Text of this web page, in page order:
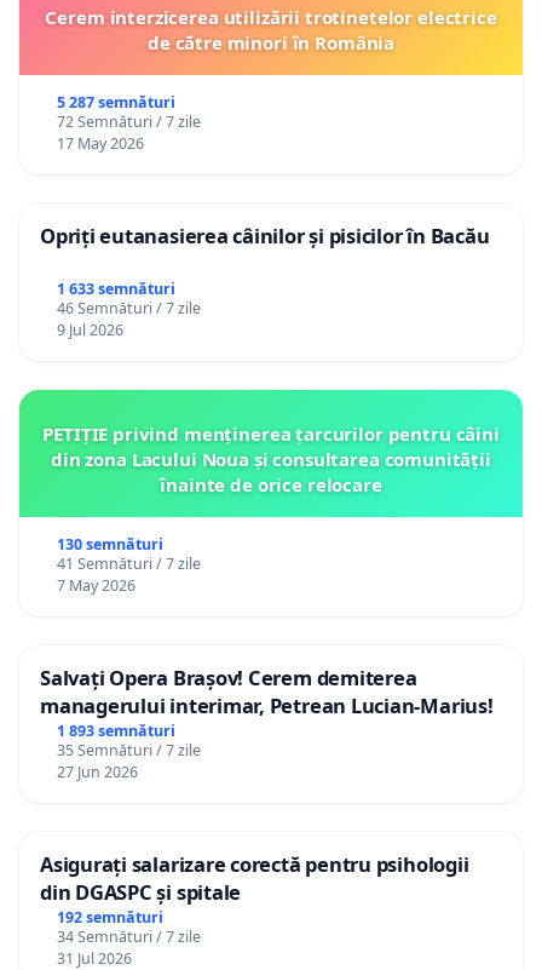
Cerem interzicerea utilizării trotinetelor electrice
de către minori în România
5 287 semnături
72 Semnături / 7 zile
17 May 2026
Opriți eutanasierea câinilor și pisicilor în Bacău
1 633 semnături
46 Semnături / 7 zile
9 Jul 2026
PETIȚIE privind menținerea țarcurilor pentru câini
din zona Lacului Noua și consultarea comunității
înainte de orice relocare
130 semnături
41 Semnături / 7 zile
7 May 2026
Salvați Opera Brașov! Cerem demiterea
managerului interimar, Petrean Lucian-Marius!
1 893 semnături
35 Semnături / 7 zile
27 Jun 2026
Asigurați salarizare corectă pentru psihologii
din DGASPC și spitale
192 semnături
34 Semnături / 7 zile
31 Jul 2026